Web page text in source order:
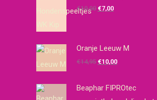
€10,00 Oorspronkelijke
€10,00.
€7,00Huidige
€7,00.
Oranje Leeuw M
€14,95 Oorspronkelijke
was:
€10,00Huidige
is:
Beaphar FIPROtec